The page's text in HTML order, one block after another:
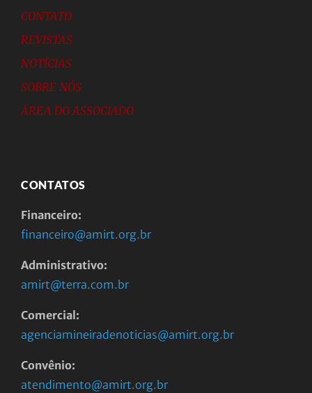
CONTATO
REVISTAS
NOTÍCIAS
SOBRE NÓS
ÁREA DO ASSOCIADO
CONTATOS
Financeiro:
financeiro@amirt.org.br
Administrativo:
amirt@terra.com.br
Comercial:
agenciamineiradenoticias@amirt.org.br
Convênio:
atendimento@amirt.org.br